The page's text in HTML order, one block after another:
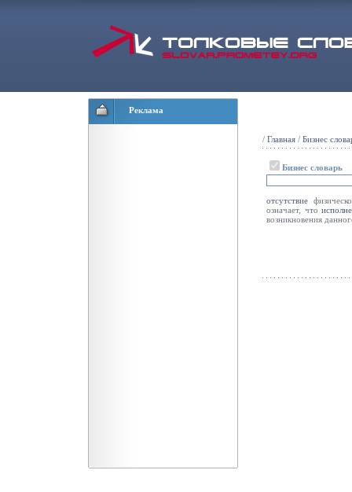
Реклама
/ Главная / Бизнес
Бизнес словарь
отсутствие
означает, что
возникновения